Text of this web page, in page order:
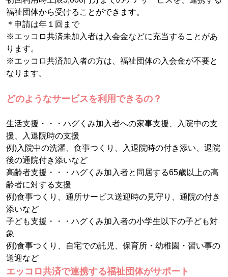
福祉団体から受けることができます。
＊申請は年１回まで
※エッコロ共済未加入者は入会金などに充当することがあ
ります。
※エッコロ共済加入者の方は、福祉団体の入会金が不要と
なります。
どのようなサービスを利用できるの？
生活支援・・・ハグくみ加入者への家事支援、入院中の支
援、入退院時の支援
例)入院中の洗濯、食事つくり、入退院時の付き添い、退院
後の通院付き添いなど
高齢者支援・・・ハグくみ加入者と同居する65歳以上の高
齢者に対する支援
例)食事つくり、通所サービス送迎時の見守り、通院の付き
添いなど
子ども支援・・・ハグくみ加入者の小学生以下の子ども対
象
例)食事つくり、自宅での託児、保育所・幼稚園・習い事の
送迎など
エッコロ共済で連携する福祉団体がサポート